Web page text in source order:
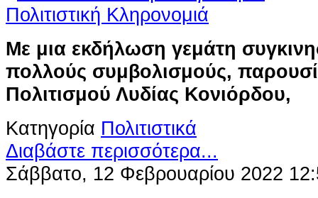
Με μια εκδήλωση γεμάτη
πολλούς συμβολισμούς,
Πολιτισμού Λυδίας Κονιόρδου,
Κατηγορία Πολιτιστικά
Διαβάστε περισσότερα...
Σάββατο, 12 Φεβρουαρίου 2022